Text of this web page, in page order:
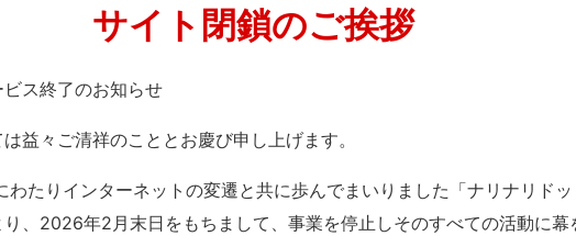
サイト閉鎖のご挨拶
ス終了のお知らせ
益々ご清祥のこととお慶び申し上げます。
たりインターネットの変遷と共に歩んでまいりました「ナリナリド
、2026年2月末日をもちまして、事業を停止しそのすべての活動に幕